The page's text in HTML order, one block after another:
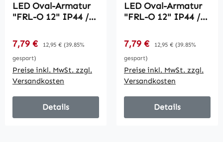
LED Oval-Armatur
"FRL-O 12" IP44 /
Leuchte, 13W,
940lm, 3000K
Verkaufspreis:
7,79 € Regulärer Preis:
12,95 € (39.85%
gespart)
Preise inkl. MwSt. zzgl.
Versandkosten
Details
LED Oval-Armatur
"FRL-O 12" IP44 /
Leuchte, 13W,
965lm, 4000K
Verkaufspreis:
7,79 € Regulärer Preis:
12,95 € (39.85%
gespart)
Preise inkl. MwSt. zzgl.
Versandkosten
Details